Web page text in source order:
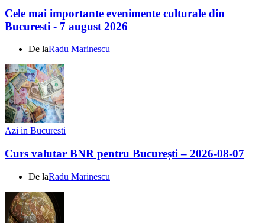
Cele mai importante evenimente culturale din
Bucuresti - 7 august 2026
De laRadu Marinescu
Azi in Bucuresti
Curs valutar BNR pentru București – 2026-08-07
De laRadu Marinescu